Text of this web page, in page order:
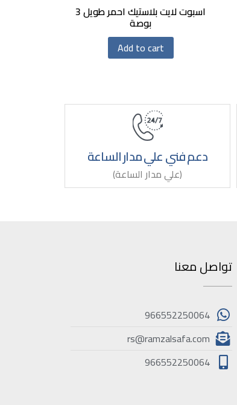
اسبوت لايت بلاستيك احمر طويل 3
بوصة
Add to cart
دعم فني علي مدار الساعة
(علي مدار الساعة)
تواصل معنا
966552250064
rs@ramzalsafa.com
966552250064